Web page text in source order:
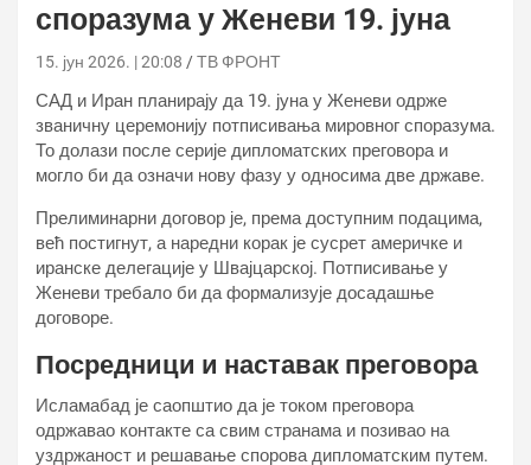
споразума у Женеви 19. јуна
15. јун 2026. | 20:08 ТВ ФРОНТ
САД и Иран планирају да 19. јуна у Женеви одрже
званичну церемонију потписивања мировног споразума.
То долази после серије дипломатских преговора и
могло би да означи нову фазу у односима две државе.
Прелиминарни договор је, према доступним подацима,
већ постигнут, а наредни корак је сусрет америчке и
иранске делегације у Швајцарској. Потписивање у
Женеви требало би да формализује досадашње
договоре.
Посредници и наставак преговора
Исламабад је саопштио да је током преговора
одржавао контакте са свим странама и позивао на
уздржаност и решавање спорова дипломатским путем.